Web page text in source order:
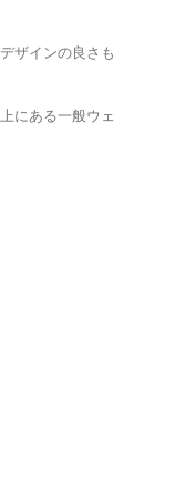
ザインの良さも
にある一般ウェ